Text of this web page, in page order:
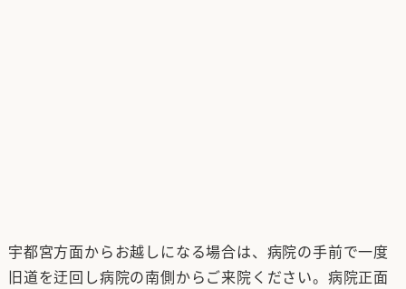
宇都宮方面からお越しになる場合は、病院の手前で一度
旧道を迂回し病院の南側からご来院ください。病院正面